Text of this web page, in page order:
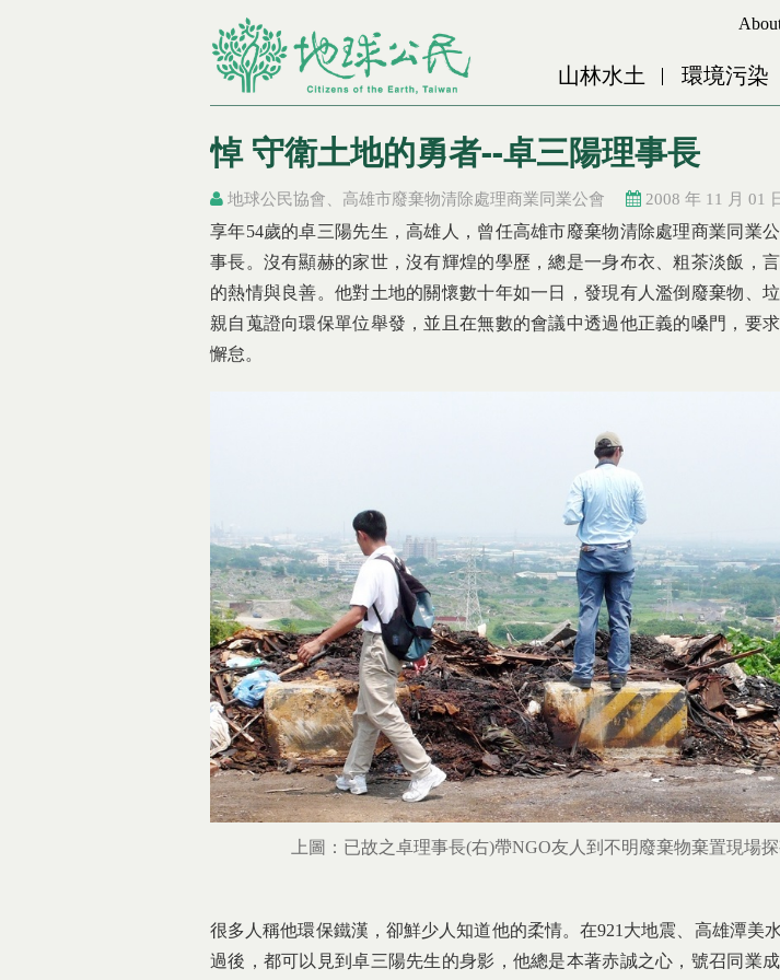
Jump to
Jump to Main
山林水土 環境污染
悼 守衛土地的勇者--卓三陽理事長
地球公民協會、高雄市廢棄物清除處理商業同業公會 2008 年 11 月 01
您在這裡
您在這裡
享年54歲的卓三陽先生，高雄人，曾任高雄市廢棄物清除處理商業同業
事長。沒有顯赫的家世，沒有輝煌的學歷，總是一身布衣、粗茶淡飯，
的熱情與良善。他對土地的關懷數十年如一日，發現有人濫倒廢棄物、
親自蒐證向環保單位舉發，並且在無數的會議中透過他正義的嗓門，要
懈怠。
上圖：已故之卓理事長(右)帶NGO友人到不明廢棄物棄置現場
很多人稱他環保鐵漢，卻鮮少人知道他的柔情。在921大地震、高雄潭美
過後，都可以見到卓三陽先生的身影，他總是本著赤誠之心，號召同業